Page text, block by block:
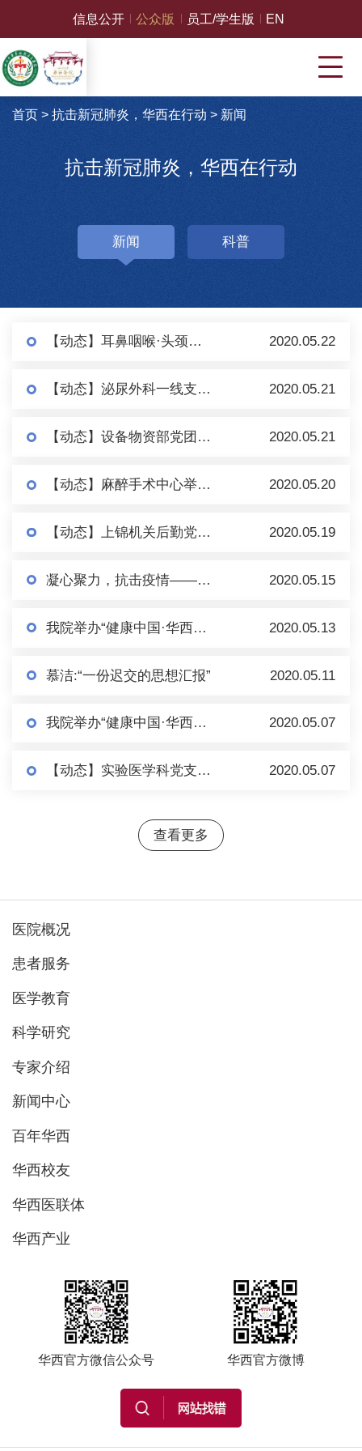
信息公开 公众版 员工/学生版 EN
首页 > 抗击新冠肺炎，华西在行动 > 新闻
抗击新冠肺炎，华西在行动
新闻 科普
【动态】耳鼻咽喉·头颈外科党团支部举办“抗击疫情勇担当！华西护士敢冲锋！”线上组织生活会 2020.05.22
【动态】泌尿外科一线支援医务人员顺利回归岗位 2020.05.21
【动态】设备物资部党团支部开展“找问题，补短板，完善应急物资保障体系”专题组织生活会 2020.05.21
【动态】麻醉手术中心举办“致敬抗‘疫’先锋，弘扬华西精神”五四青年节主题活动 2020.05.20
【动态】上锦机关后勤党支部召开党员大会暨“抗疫”专题党课 2020.05.19
凝心聚力，抗击疫情——面对新冠疫情，援莫医疗队一直在行动！ 2020.05.15
我院举办“健康中国·华西健康大讲堂”第十四期在线科普讲座 2020.05.13
慕洁:“一份迟交的思想汇报” 2020.05.11
我院举办“健康中国·华西健康大讲堂”第十三期在线科普讲座 2020.05.07
【动态】实验医学科党支部与院感管理党支部开展学科联盟在线联合党日活动 2020.05.07
查看更多
医院概况
患者服务
医学教育
科学研究
专家介绍
新闻中心
百年华西
华西校友
华西医联体
华西产业
华西官方微信公众号 华西官方微博